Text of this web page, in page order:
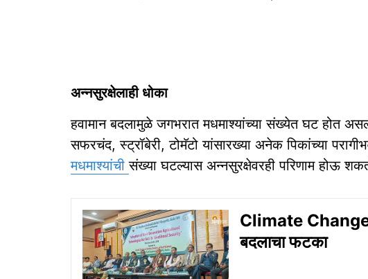
अन्नसुरक्षेलाही धोका
हवामान बदलामुळे जगभरात मधमाश्यांच्या संख्येत घट होत
सफरचंद, स्ट्रॉबेरी, टोमॅटो यांसारख्या अनेक पिकांच्या
मधमाश्यांचीसंख्या घटल्यास अन्नसुरक्षेवरही परिणाम होऊ
Climate Change
बदलाचा फटका